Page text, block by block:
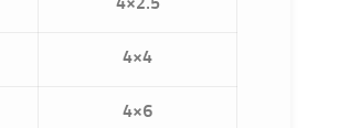
4×2.5
4×4
4×6